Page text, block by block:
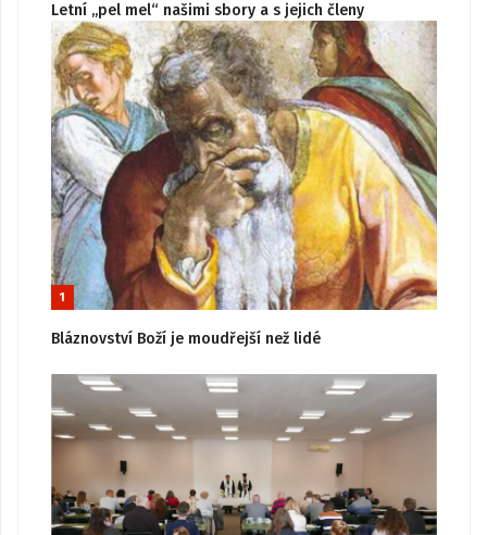
Letní „pel mel“ našimi sbory a s jejich členy
1
Bláznovství Boží je moudřejší než lidé